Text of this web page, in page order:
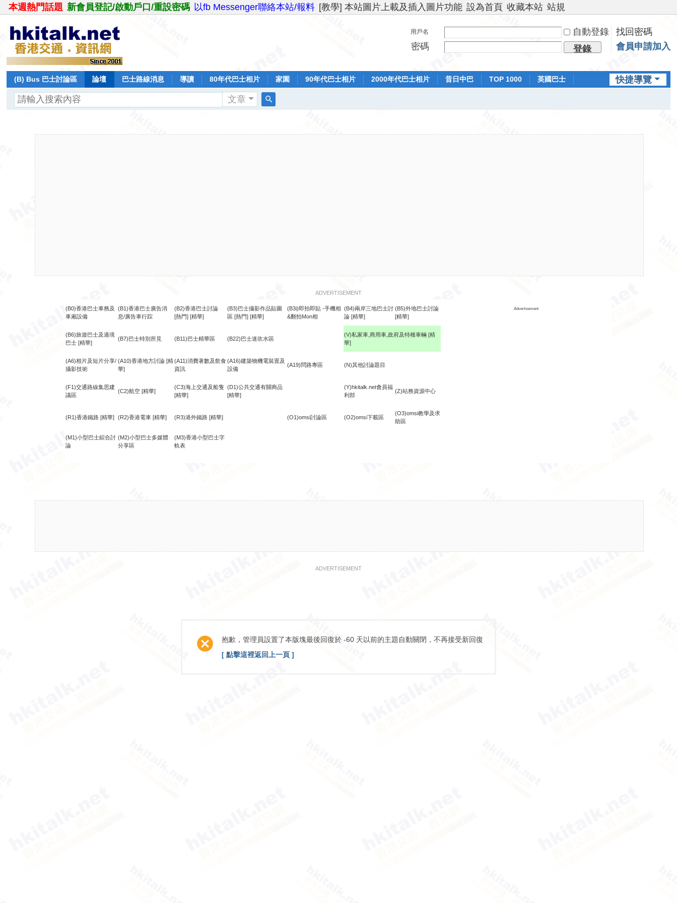
本週熱門話題 新會員登記/啟動戶口/重設密碼 以fb Messenger聯絡本站/報料 [教學] 本站圖片上載及插入圖片功能 設為首頁 收藏本站 站規
用戶名 自動登錄
找回密碼
密碼
登錄 會員申請加入
快捷導覽
(B) Bus 巴士討論區 論壇 巴士路線消息 導讀 80年代巴士相片 家園 90年代巴士相片 2000年代巴士相片 昔日中巴 TOP 1000
英國巴士
文章
ADVERTISEMENT
(B0)香港巴士車務及
車廂設備
(B1)香港巴士廣告消
息/廣告車行踪
(B2)香港巴士討論
[熱門] [精華]
(B3)巴士攝影作品貼圖
區 [熱門] [精華]
(B3i)即拍即貼 -手機相
&翻拍Mon相
(B4)兩岸三地巴士討
論 [精華]
(B5)外地巴士討論
[精華]
Advertisement
(B6)旅遊巴士及過境
巴士 [精華]
(B7)巴士特別所見 (B11)巴士精華區 (B22)巴士迷吹水區
(V)私家車,商用車,政府及特種車輛 [精
華]
(A6)相片及短片分享/
攝影技術
(A10)香港地方討論 [精
華]
(A11)消費著數及飲食
資訊
(A16)建築物機電裝置及
設備
(A19)問路專區 (N)其他討論題目
(F1)交通路線集思建
議區
(C2)航空 [精華]
(C3)海上交通及船隻
[精華]
(D1)公共交通有關商品
[精華]
(Y)hkitalk.net會員福
利部
(Z)站務資源中心
(R1)香港鐵路 [精華] (R2)香港電車 [精華] (R3)港外鐵路 [精華] (O1)omsi討論區 (O2)omsi下載區
(O3)omsi教學及求
助區
(M1)小型巴士綜合討
論
(M2)小型巴士多媒體
分享區
(M3)香港小型巴士字
軌表
ADVERTISEMENT
抱歉，管理員設置了本版塊最後回復於 -60 天以前的主題自動關閉，不再接受新回復
[ 點擊這裡返回上一頁 ]